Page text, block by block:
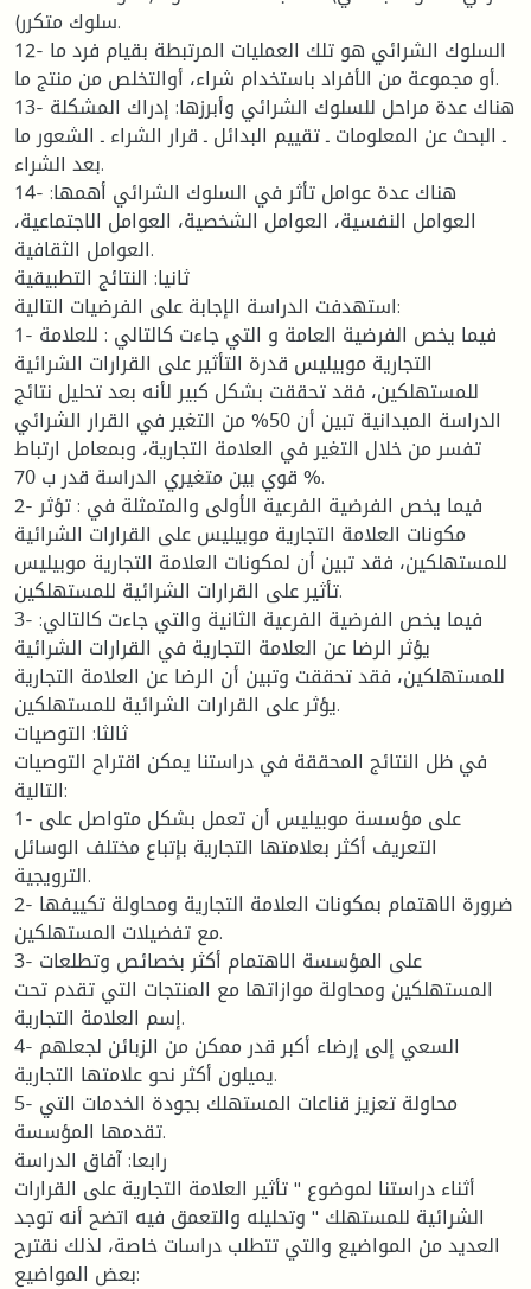
سلوك متكرر).
12- السلوك الشرائي هو تلك العمليات المرتبطة بقيام فرد ما
أو مجموعة من الأفراد باستخدام شراء، أوالتخلص من منتج ما.
13- هناك عدة مراحل للسلوك الشرائي وأبرزها: إدراك المشكلة
ـ البحث عن المعلومات ـ تقييم البدائل ـ قرار الشراء ـ الشعور ما
بعد الشراء.
14- هناك عدة عوامل تأثر في السلوك الشرائي أهمها:
العوامل النفسية، العوامل الشخصية، العوامل الاجتماعية،
العوامل الثقافية.
ثانيا: النتائج التطبيقية
استهدفت الدراسة الإجابة على الفرضيات التالية:
1- فيما يخص الفرضية العامة و التي جاءت كالتالي : للعلامة
التجارية موبيليس قدرة التأثير على القرارات الشرائية
للمستهلكين، فقد تحققت بشكل كبير لأنه بعد تحليل نتائج
الدراسة الميدانية تبين أن 50% من التغير في القرار الشرائي
تفسر من خلال التغير في العلامة التجارية، وبمعامل ارتباط
قوي بين متغيري الدراسة قدر ب 70 %.
2- فيما يخص الفرضية الفرعية الأولى والمتمثلة في : تؤثر
مكونات العلامة التجارية موبيليس على القرارات الشرائية
للمستهلكين، فقد تبين أن لمكونات العلامة التجارية موبيليس
تأثير على القرارات الشرائية للمستهلكين.
3- فيما يخص الفرضية الفرعية الثانية والتي جاءت كالتالي:
يؤثر الرضا عن العلامة التجارية في القرارات الشرائية
للمستهلكين، فقد تحققت وتبين أن الرضا عن العلامة التجارية
يؤثر على القرارات الشرائية للمستهلكين.
ثالثا: التوصيات
في ظل النتائج المحققة في دراستنا يمكن اقتراح التوصيات
التالية:
1- على مؤسسة موبيليس أن تعمل بشكل متواصل على
التعريف أكثر بعلامتها التجارية بإتباع مختلف الوسائل
الترويجية.
2- ضرورة الاهتمام بمكونات العلامة التجارية ومحاولة تكييفها
مع تفضيلات المستهلكين.
3- على المؤسسة الاهتمام أكثر بخصائص وتطلعات
المستهلكين ومحاولة موازاتها مع المنتجات التي تقدم تحت
إسم العلامة التجارية.
4- السعي إلى إرضاء أكبر قدر ممكن من الزبائن لجعلهم
يميلون أكثر نحو علامتها التجارية.
5- محاولة تعزيز قناعات المستهلك بجودة الخدمات التي
تقدمها المؤسسة.
رابعا: آفاق الدراسة
أثناء دراستنا لموضوع " تأثير العلامة التجارية على القرارات
الشرائية للمستهلك " وتحليله والتعمق فيه اتضح أنه توجد
العديد من المواضيع والتي تتطلب دراسات خاصة، لذلك نقترح
بعض المواضيع: